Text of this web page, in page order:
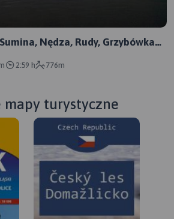
Nędza, Rudy, Grzybówka
2:59 h 776m
mapy turystyczne